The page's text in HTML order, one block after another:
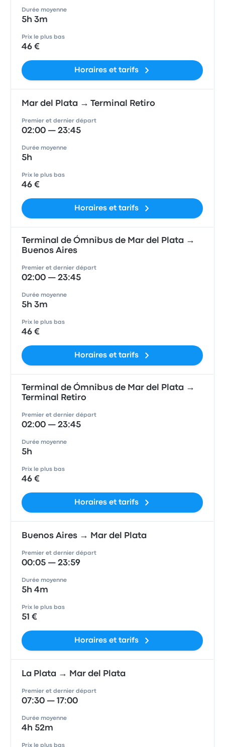
Durée moyenne
5h 3m
Prix le plus bas
46 €
Horaires et tarifs
Mar del Plata → Terminal Retiro
Premier et dernier départ
02:00 — 23:45
Durée moyenne
5h
Prix le plus bas
46 €
Horaires et tarifs
Terminal de Ómnibus de Mar del Plata →
Buenos Aires
Premier et dernier départ
02:00 — 23:45
Durée moyenne
5h 3m
Prix le plus bas
46 €
Horaires et tarifs
Terminal de Ómnibus de Mar del Plata →
Terminal Retiro
Premier et dernier départ
02:00 — 23:45
Durée moyenne
5h
Prix le plus bas
46 €
Horaires et tarifs
Buenos Aires → Mar del Plata
Premier et dernier départ
00:05 — 23:59
Durée moyenne
5h 4m
Prix le plus bas
51 €
Horaires et tarifs
La Plata → Mar del Plata
Premier et dernier départ
07:30 — 17:00
Durée moyenne
4h 52m
Prix le plus bas